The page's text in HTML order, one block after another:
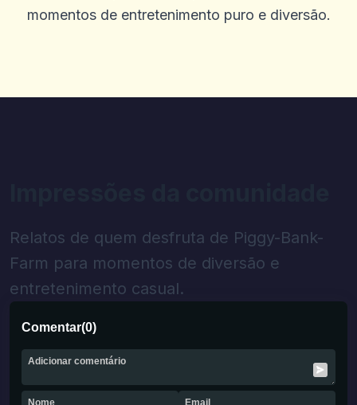
momentos de entretenimento puro e diversão.
Relatos de quem desfruta de Piggy-Bank-
Farm para momentos de diversão e
entretenimento casual.
Comentar(0)